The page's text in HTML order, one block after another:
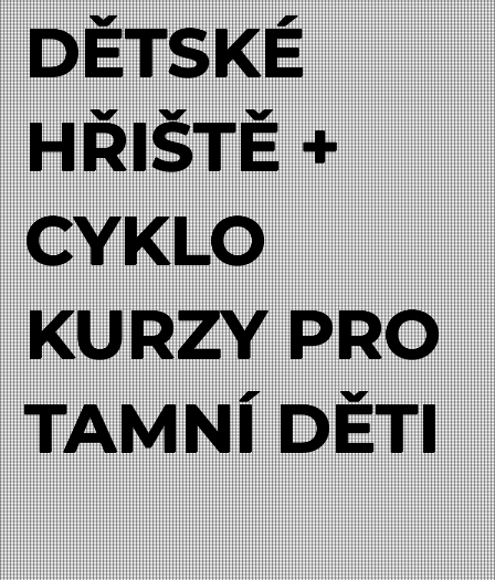
DĚTSKÉ
HŘIŠTĚ +
CYKLO
KURZY PRO
TAMNÍ DĚTI